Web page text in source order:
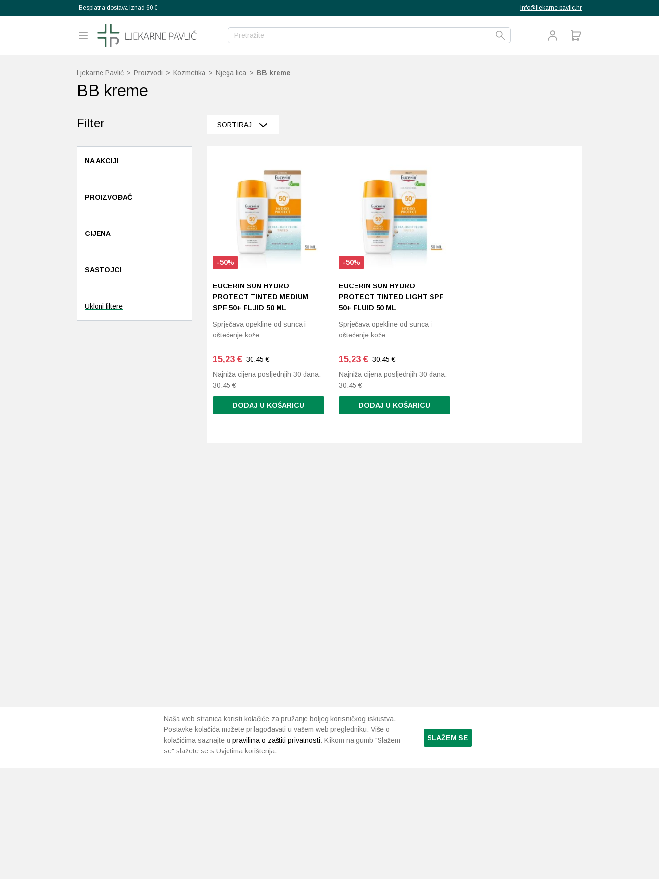
Besplatna dostava iznad 60 € info@ljekarne-pavlic.hr
Ljekarne Pavlić > Proizvodi > Kozmetika > Njega lica > BB kreme
BB kreme
Filter
NA AKCIJI
PROIZVOĐAČ
CIJENA
SASTOJCI
Ukloni filtere
SORTIRAJ
Razvrstaj po prosječnoj ocjeni
Poredaj od zadnjeg
Razvrstaj po cijeni: manje do veće
Razvrstaj po cijeni: veće do manje
Poredaj po abecedi: A-Z
-50%
EUCERIN SUN HYDRO
PROTECT TINTED MEDIUM
SPF 50+ FLUID 50 ML
Sprječava opekline od sunca i
oštećenje kože
15,23 € 30,45 €
Najniža cijena posljednjih 30 dana:
30,45 €
DODAJ U KOŠARICU
-50%
EUCERIN SUN HYDRO
PROTECT TINTED LIGHT SPF
50+ FLUID 50 ML
Sprječava opekline od sunca i
oštećenje kože
15,23 € 30,45 €
Najniža cijena posljednjih 30 dana:
30,45 €
DODAJ U KOŠARICU
Naša web stranica koristi kolačiće za pružanje boljeg korisničkog iskustva.
Postavke kolačića možete prilagođavati u vašem web pregledniku. Više o
kolačićima saznajte u pravilima o zaštiti privatnosti. Klikom na gumb "Slažem
se" slažete se s Uvjetima korištenja.
SLAŽEM SE